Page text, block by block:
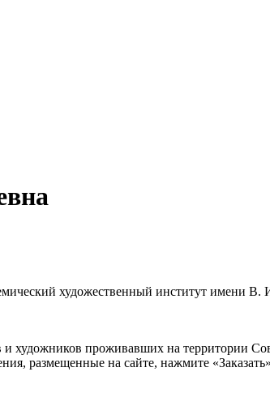
художественный институт имени
художников проживавших на территории
размещенные на сайте, нажмите